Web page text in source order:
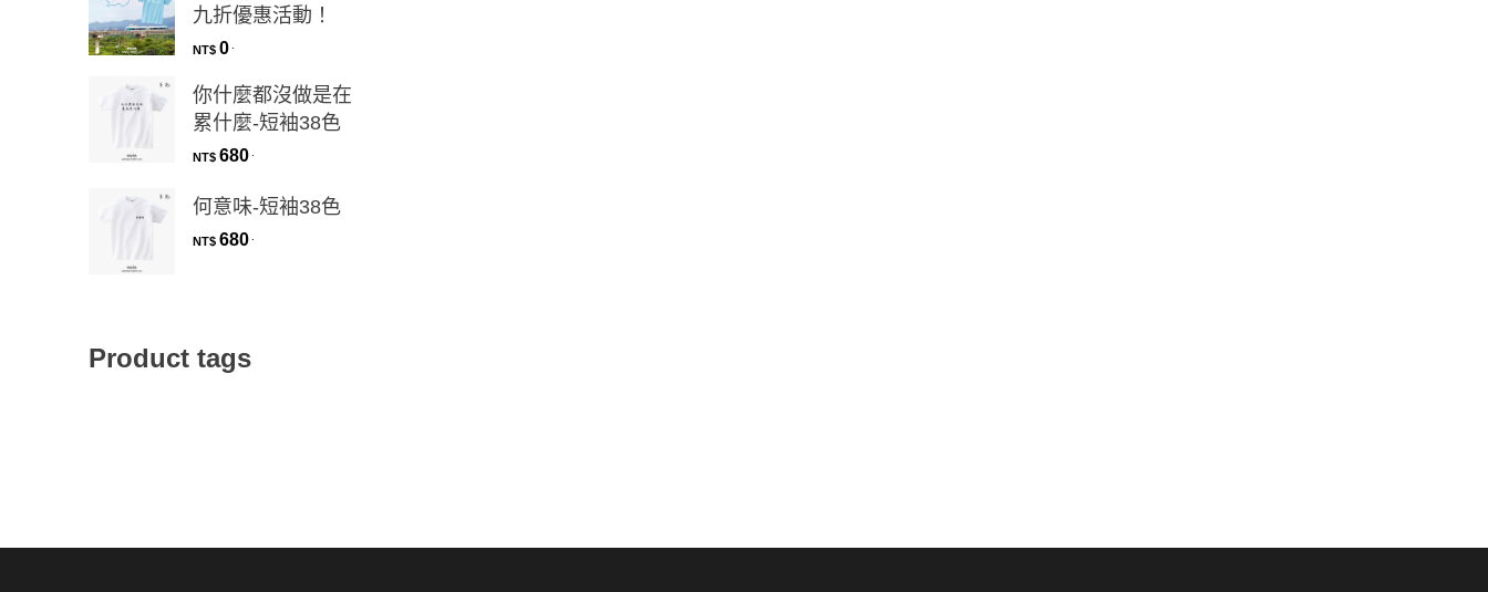
九折優惠活動！
NT$ 0
你什麼都沒做是在
累什麼-短袖38色
NT$ 680
何意味-短袖38色
NT$ 680
Product tags